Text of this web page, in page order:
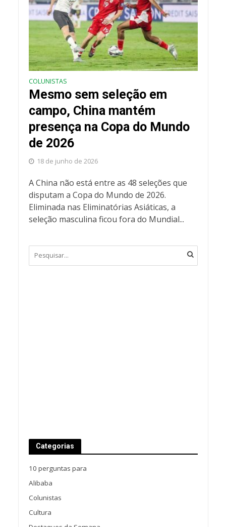
COLUNISTAS
Mesmo sem seleção em
campo, China mantém
presença na Copa do Mundo
de 2026
18 de junho de 2026
A China não está entre as 48 seleções que
disputam a Copa do Mundo de 2026.
Eliminada nas Eliminatórias Asiáticas, a
seleção masculina ficou fora do Mundial...
Categorias
10 perguntas para
Alibaba
Colunistas
Cultura